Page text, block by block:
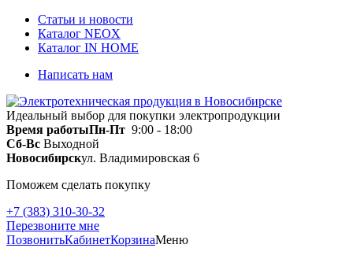
Статьи и новости
Каталог NEOX
Каталог IN HOME
Написать нам
Идеальный выбор для покупки электропродукции
Время работыПн-Пт 9:00 - 18:00
Сб-Вс Выходной
Новосибирскул. Владимировская 6
Поможем сделать покупку
+7 (383) 310-30-32
Перезвоните мне
ПозвонитьКабинетКорзинаМеню